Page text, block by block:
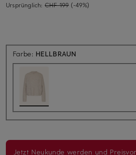
Ursprünglich: CHF 199 (-49%)
Farbe: HELLBRAUN
Jetzt Neukunde werden und